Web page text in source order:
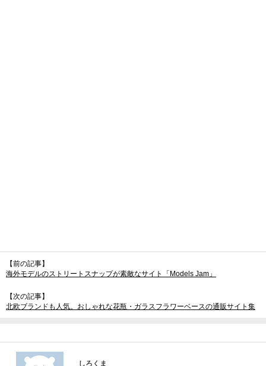
【前の記事】
海外モデルのストリートスナップが素敵なサイト「Models Jam」
【次の記事】
北欧ブランドも人気。おしゃれな花瓶・ガラスフラワーベースの通販サイト集
しろくま